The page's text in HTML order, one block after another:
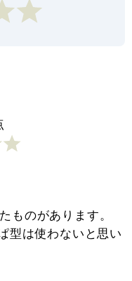
ものがあります。
型は使わないと思い